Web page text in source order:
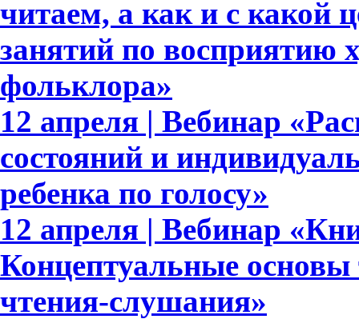
читаем, а как и с какой
занятий по восприятию
фольклора»
12 апреля | Вебинар
состояний и
ребенка по голосу»
12 апреля | Вебинар
Концептуальные основы
чтения-слушания»